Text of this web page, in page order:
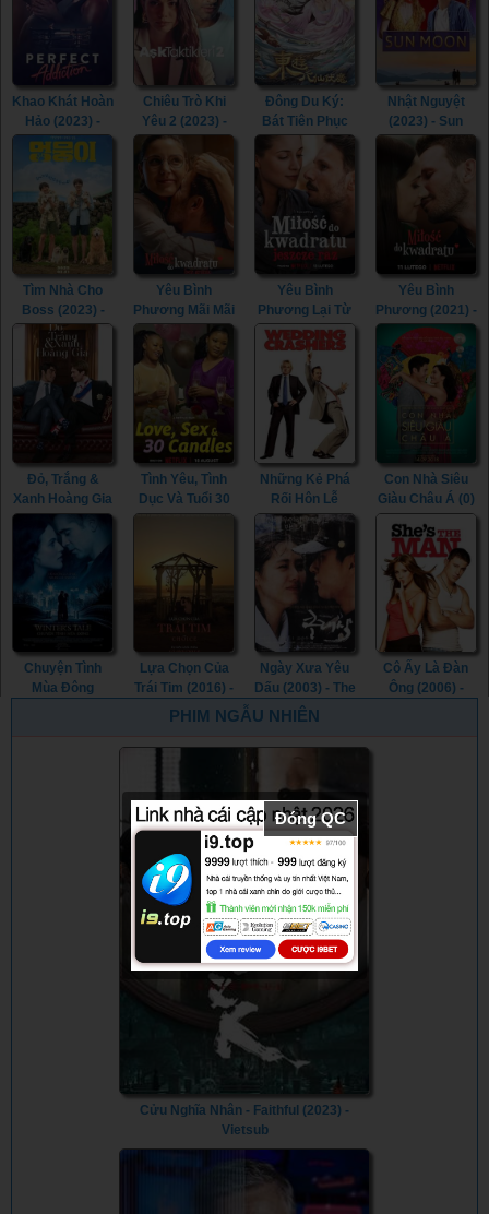
Love (2023)
Khao Khát Hoàn
Hảo (2023) -
Perfect
Addiction (2023)
Chiêu Trò Khi
Yêu 2 (2023) -
Love Tactics 2
(2023)
Đông Du Ký:
Bát Tiên Phục
Ma (2023) -
Journey To The
East: The Eight
Immortals
(2023)
Nhật Nguyệt
(2023) - Sun
Moon (2023)
Tìm Nhà Cho
Boss (2023) -
My Heart Puppy
(2023)
Yêu Bình
Phương Mãi Mãi
Squared Love
Everlasting
(2023)
Yêu Bình
Phương Lại Từ
Đầu (2023) -
Squared Love
All Over Again
(2023)
Yêu Bình
Phương (2021) -
Squared Love
(2021)
Đỏ, Trắng &
Xanh Hoàng Gia
White & Royal
Blue (2023)
Tình Yêu, Tình
Dục Và Tuổi 30
Candles (2023)
Những Kẻ Phá
Rối Hôn Lễ
(2005) -
Wedding
Crashers (2005)
Con Nhà Siêu
Giàu Châu Á (0)
- Crazy Rich
Asians (0)
Chuyện Tình
Mùa Đông
Lựa Chọn Của
Trái Tim (2016) -
The Choice
Ngày Xưa Yêu
Dấu (2003) - The
Classic (2003)
Cô Ấy Là Đàn
Ông (2006) -
PHIM NGẪU NHIÊN
Cửu Nghĩa Nhân - Faithful (2023) -
Vietsub
Đóng QC